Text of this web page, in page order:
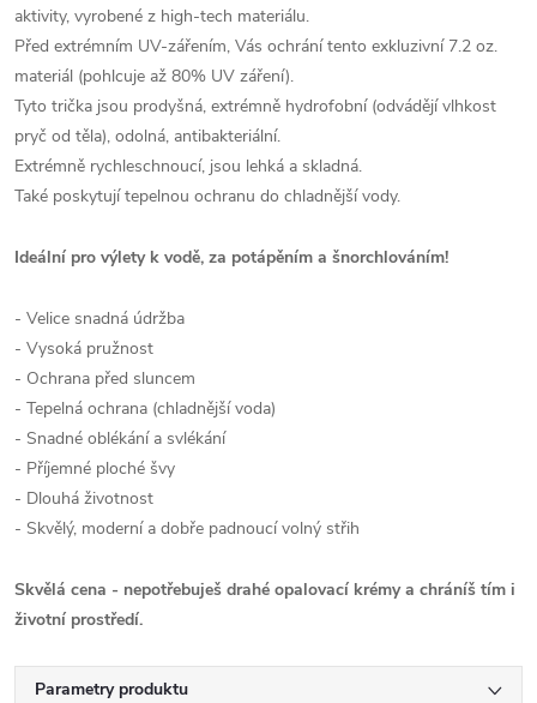
aktivity, vyrobené z high-tech materiálu.
Před extrémním UV-zářením, Vás ochrání tento exkluzivní 7.2 oz.
materiál (pohlcuje až 80% UV záření).
Tyto trička jsou prodyšná, extrémně hydrofobní (odvádějí vlhkost
pryč od těla), odolná, antibakteriální.
Extrémně rychleschnoucí, jsou lehká a skladná.
Také poskytují tepelnou ochranu do chladnější vody.
Ideální pro výlety k vodě, za potápěním a šnorchlováním!
- Velice snadná údržba
- Vysoká pružnost
- Ochrana před sluncem
- Tepelná ochrana (chladnější voda)
- Snadné oblékání a svlékání
- Příjemné ploché švy
- Dlouhá životnost
- Skvělý, moderní a dobře padnoucí volný střih
Skvělá cena - nepotřebuješ drahé opalovací krémy a chráníš tím i
životní prostředí.
Parametry produktu